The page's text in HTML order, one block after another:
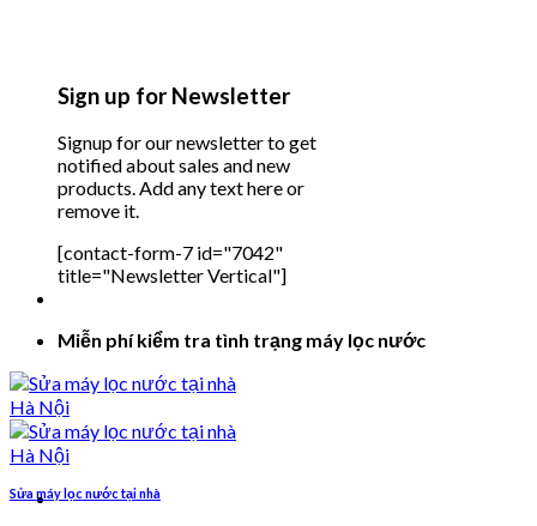
Sign up for Newsletter
Signup for our newsletter to get
notified about sales and new
products. Add any text here or
remove it.
[contact-form-7 id="7042"
title="Newsletter Vertical"]
Miễn phí kiểm tra tình trạng máy lọc nước
Sửa máy lọc nước tại nhà